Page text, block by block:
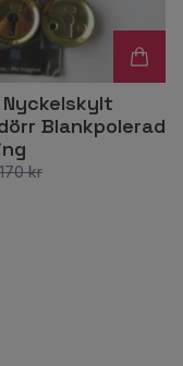
Nyckelskylt
Blankpolerad
170 kr